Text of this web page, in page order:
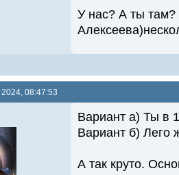
У нас? А ты там?
08:47:53
Вариант а) Ты в
Вариант б) Лего
А так круто.